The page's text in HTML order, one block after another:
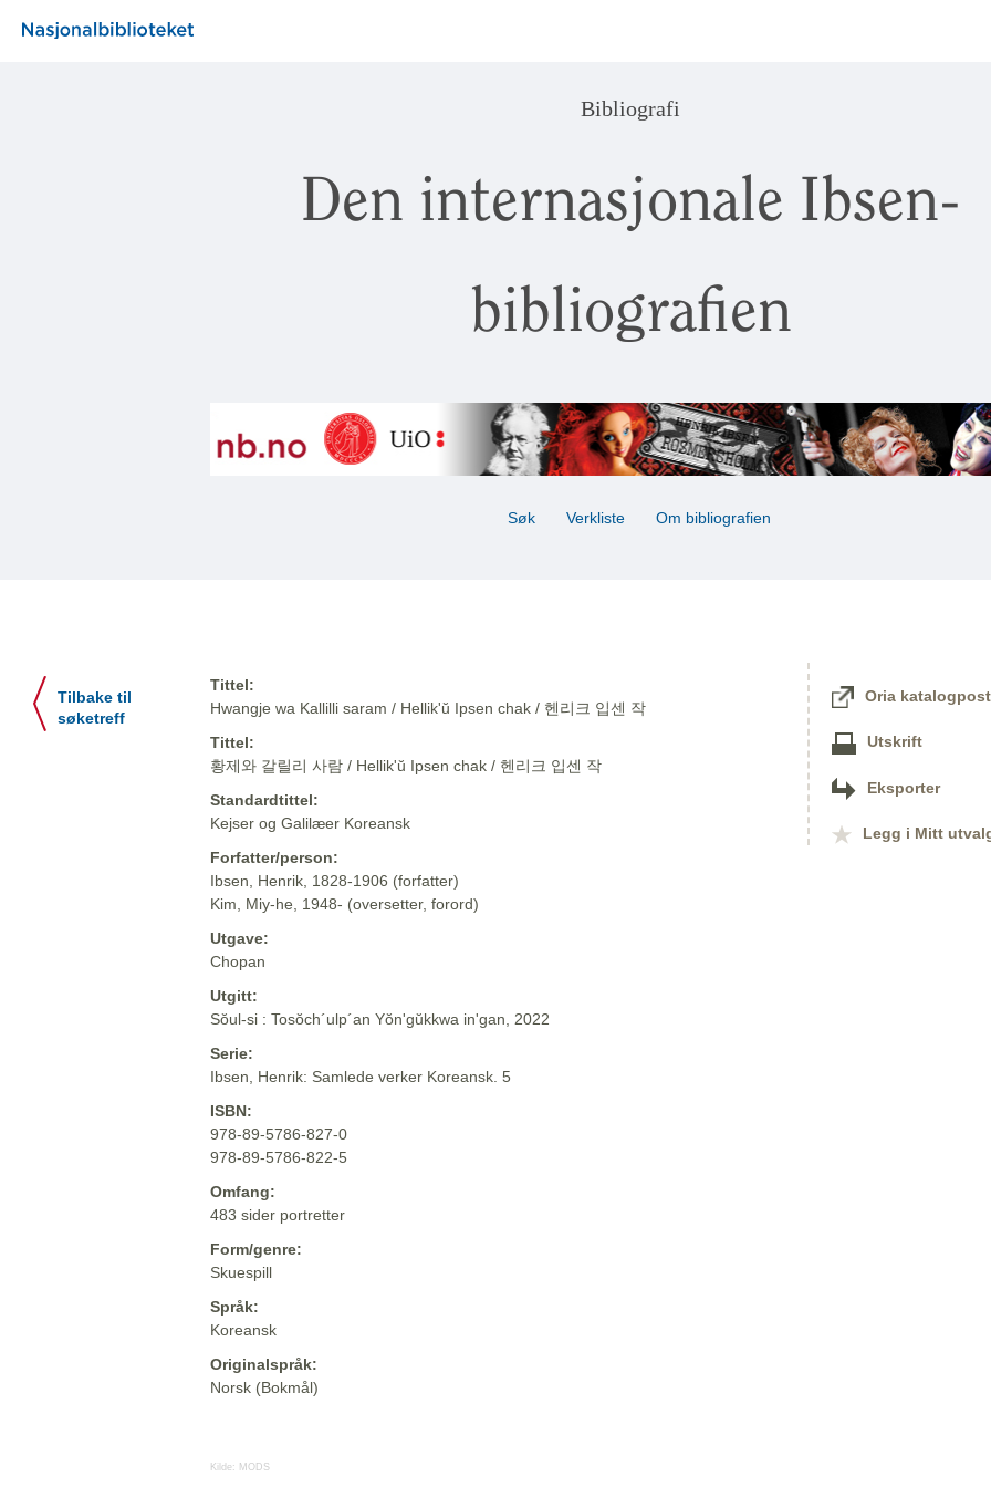
Bibliografi
Den internasjonale Ibsen-
bibliografien
Søk Verkliste Om bibliografien
Tilbake til
søketreff
Tittel:
Hwangje wa Kallilli saram / Hellik'ŭ Ipsen chak / 헨리크 입센 작
Tittel:
황제와 갈릴리 사람 / Hellik'ŭ Ipsen chak / 헨리크 입센 작
Standardtittel:
Kejser og Galilæer Koreansk
Forfatter/person:
Ibsen, Henrik, 1828-1906 (forfatter)
Kim, Miy-he, 1948- (oversetter, forord)
Utgave:
Chopan
Utgitt:
Sŏul-si : Tosŏch´ulp´an Yŏn'gŭkkwa in'gan, 2022
Serie:
Ibsen, Henrik: Samlede verker Koreansk. 5
ISBN:
978-89-5786-827-0
978-89-5786-822-5
Omfang:
483 sider portretter
Form/genre:
Skuespill
Språk:
Koreansk
Originalspråk:
Norsk (Bokmål)
Kilde: MODS
Oria katalogpost
Utskrift
Eksporter
Legg i Mitt